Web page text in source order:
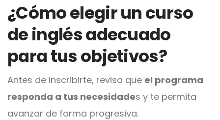
¿Cómo elegir un curso
de inglés adecuado
para tus objetivos?
Antes de inscribirte, revisa que el programa
responda a tus necesidades y te permita
avanzar de forma progresiva.